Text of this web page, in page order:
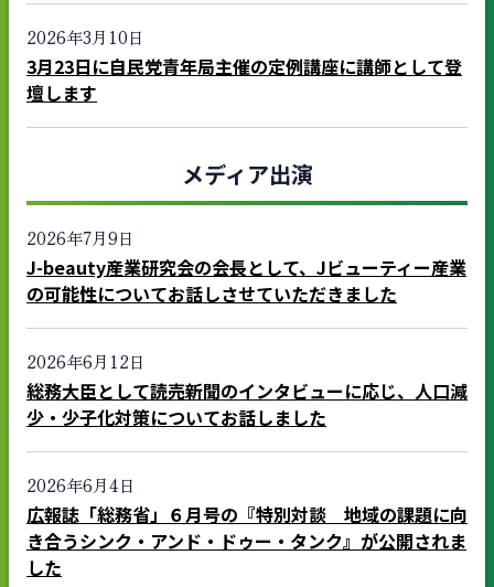
2026年3月10日
3月23日に自民党青年局主催の定例講座に講師として登
壇します
メディア出演
2026年7月9日
J-beauty産業研究会の会長として、Jビューティー産業
の可能性についてお話しさせていただきました
2026年6月12日
総務大臣として読売新聞のインタビューに応じ、人口減
少・少子化対策についてお話しました
2026年6月4日
広報誌「総務省」６月号の『特別対談 地域の課題に向
き合うシンク・アンド・ドゥー・タンク』が公開されま
した